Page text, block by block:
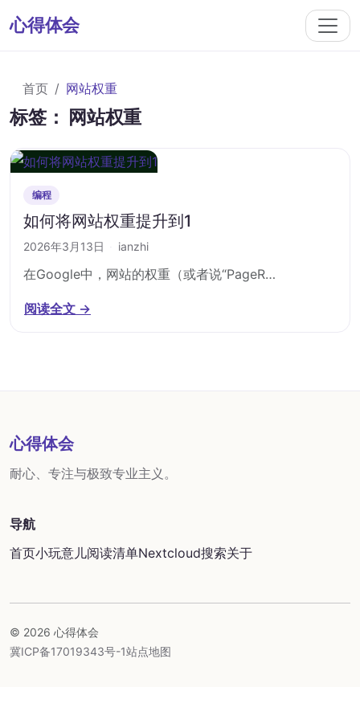
心得体会
首页 网站权重
标签： 网站权重
编程
如何将网站权重提升到1
2026年3月13日 ianzhi
在Google中，网站的权重（或者说“PageR…
阅读全文 →
心得体会
耐心、专注与极致专业主义。
导航
首页小玩意儿阅读清单Nextcloud搜索关于
© 2026 心得体会
冀ICP备17019343号-1站点地图